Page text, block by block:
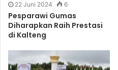
22 Juni 2024 6
Pesparawi Gumas
Diharapkan Raih Prestasi
di Kalteng